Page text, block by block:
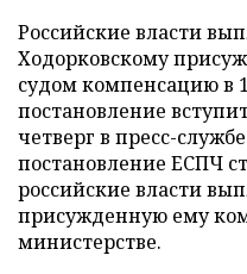
Российские власти
Ходорковскому
судом компенсацию в
постановление
четверг в пресс-
постановление ЕСПЧ
российские власти
присужденную ему
министерстве.